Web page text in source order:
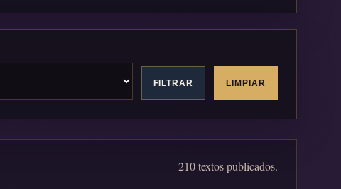
FILTRAR LIMPIAR
210 textos publicados.